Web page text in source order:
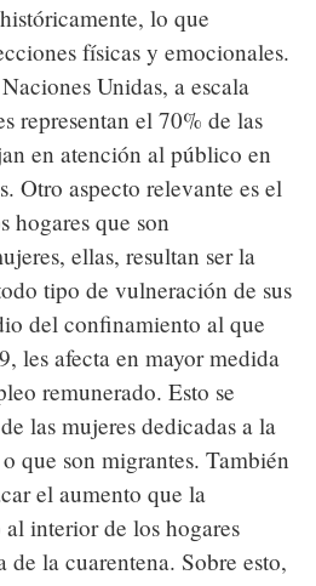
lo que
físicas y emocionales.
Unidas, a escala
representan el 70% de las
en atención al público en
Otro aspecto relevante es el
hogares que son
ellas, resultan ser la
tipo de vulneración de sus
del confinamiento al que
les afecta en mayor medida
remunerado. Esto se
las mujeres dedicadas a la
que son migrantes. También
el aumento que la
interior de los hogares
de la cuarentena. Sobre esto,